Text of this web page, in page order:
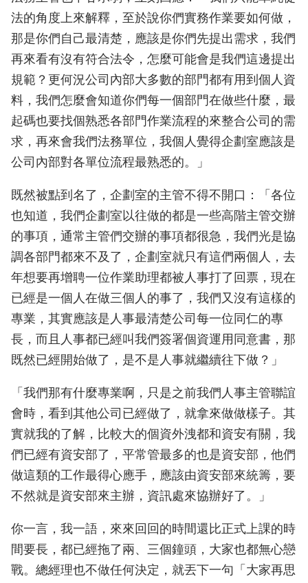
法的角度上來解釋，至於說你們實務作業要如何做，
那是你們自己最清楚，應該是你們先提出需求，我們
再來看有沒有符合法令，怎麼可能會是我們這邊提出
規範？更何況公司內部大多數的部門都有用到個人資
料，我們怎麼會知道你們每一個部門在做些什麼，最
起碼也要找個熟悉各部門作業流程的來整合公司的需
求，再來會我們法務單位，我個人覺得企劃室應該是
公司內部對各單位流程最熟悉的。」
既然被點到名了，企劃室的主管不得不開口：「各位
也知道，我們企劃室以往做的都是一些高階主管交辦
的事項，通常主管們交辦的事項都很急，我們光是協
調各部門都來不及了，企劃室就只有這們兩個人，去
年想要再增聘一位作業助理都被人事打了回票，現在
已經是一個人在做三個人的事了，我們又沒有這樣的
專業，其實應該是人事最清楚公司每一位同仁的專
長，而且人事都已經叫我們簽署個資運用同意書，那
既然已經開始做了，是不是人事就繼續往下做？」
「我們那有什麼專業啊，只是之前我們人事主管聯誼
會時，看到其他公司已經做了，就拿來做做樣子。其
實就我的了解，比較大的個資外洩都和資安有關，我
們已經有資安部了，平常管最多的也是資安部，他們
做這類的工作最得心應手，應該由資安部來統籌，要
不然就是資安部來主辦，資訊處來協辦好了。」
你一言，我一語，來來回回的時間還比正式上課的時
間要長，都已經拖了兩、三個鐘頭，大家也都無心戀
戰。總經理也不做任何決定，就丟下一句「大家再思